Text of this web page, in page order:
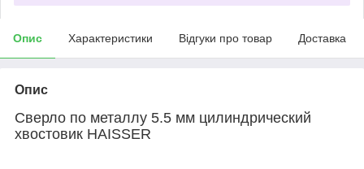
Опис Характеристики Відгуки про товар Доставка
Опис
Сверло по металлу 5.5 мм цилиндрический
хвостовик HAISSER